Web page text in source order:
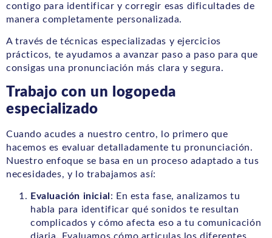
contigo para identificar y corregir esas dificultades de
manera completamente personalizada.
A través de técnicas especializadas y ejercicios
prácticos, te ayudamos a avanzar paso a paso para que
consigas una pronunciación más clara y segura.
Trabajo con un logopeda
especializado
Cuando acudes a nuestro centro, lo primero que
hacemos es evaluar detalladamente tu pronunciación.
Nuestro enfoque se basa en un proceso adaptado a tus
necesidades, y lo trabajamos así:
Evaluación inicial : En esta fase, analizamos tu
habla para identificar qué sonidos te resultan
complicados y cómo afecta eso a tu comunicación